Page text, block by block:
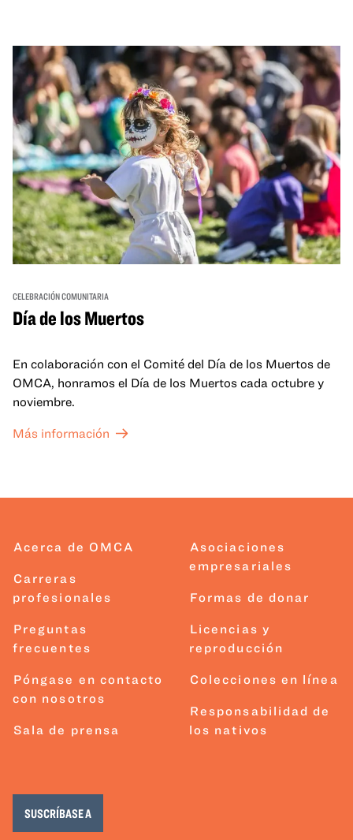
move, make, and connect in celebration of Black culture.
CELEBRACIÓN COMUNITARIA
Día de los Muertos
En colaboración con el Comité del Día de los Muertos de
OMCA, honramos el Día de los Muertos cada octubre y
noviembre.
Más información
Acerca de OMCA
Carreras
profesionales
Preguntas
frecuentes
Póngase en contacto
con nosotros
Sala de prensa
Asociaciones
empresariales
Formas de donar
Licencias y
reproducción
Colecciones en línea
Responsabilidad de
los nativos
SUSCRÍBASE A